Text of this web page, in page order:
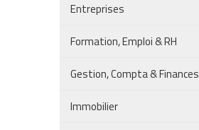
Entreprises
Formation, Emploi & RH
Gestion, Compta & Finances
Immobilier